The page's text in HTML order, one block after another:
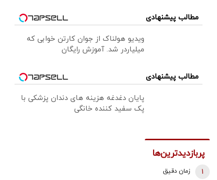
مطالب پیشنهادی
ویدیو هولناک از جوان کارتن خوابی که
میلیاردر شد. آموزش رایگان
مطالب پیشنهادی
پایان دغدغه هزینه های دندان پزشکی با
پک سفید کننده خانگی
پربازدیدترین‌ها
زمان دقیق
1